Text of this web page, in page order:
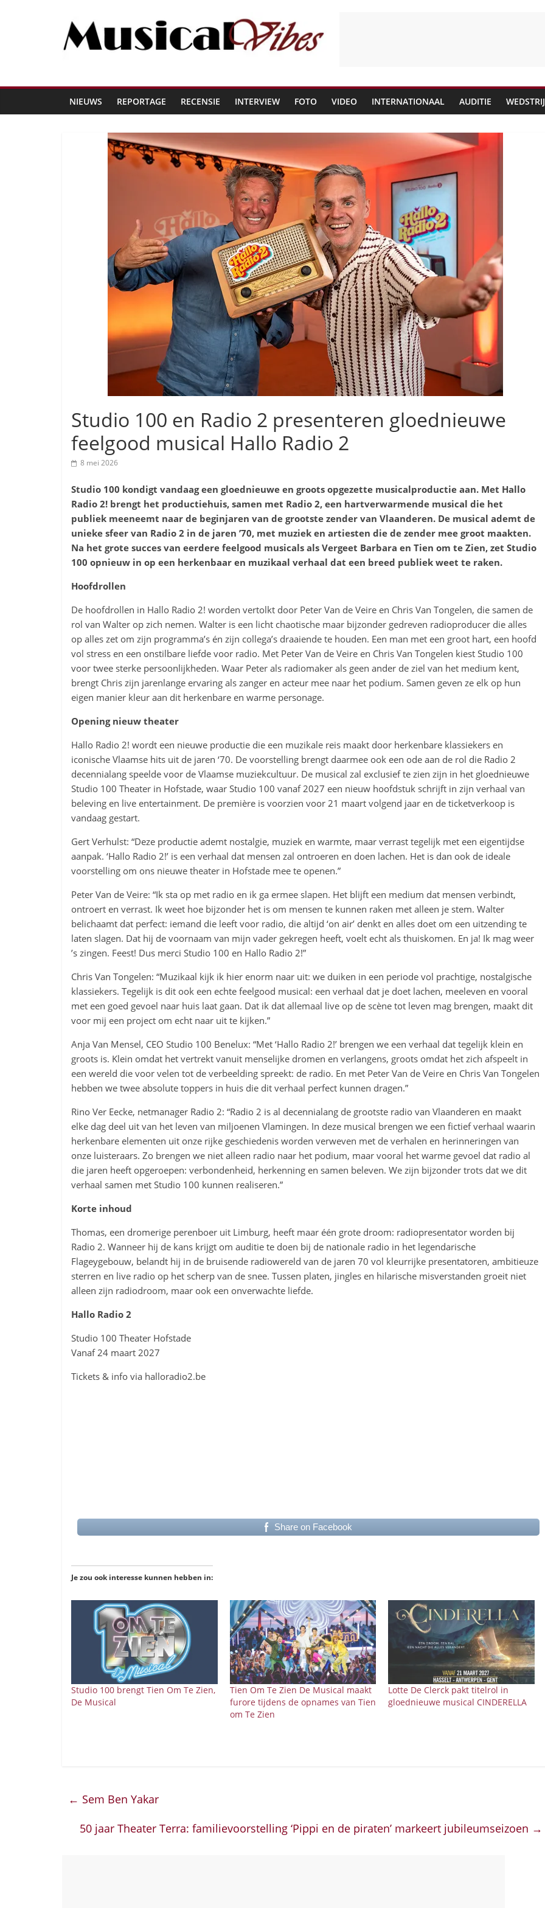
NIEUWS REPORTAGE RECENSIE INTERVIEW FOTO VIDEO INTERNATIONAAL AUDITIE
Studio 100 en Radio 2 presenteren gloednieuwe
feelgood musical Hallo Radio 2
8 mei 2026
Studio 100 kondigt vandaag een gloednieuwe en groots opgezette musicalproductie aan. Met Hallo
Radio 2! brengt het productiehuis, samen met Radio 2, een hartverwarmende musical die het
publiek meeneemt naar de beginjaren van de grootste zender van Vlaanderen. De musical ademt de
unieke sfeer van Radio 2 in de jaren ’70, met muziek en artiesten die de zender mee groot maakten.
Na het grote succes van eerdere feelgood musicals als Vergeet Barbara en Tien om te Zien, zet Studio
100 opnieuw in op een herkenbaar en muzikaal verhaal dat een breed publiek weet te raken.
Hoofdrollen
De hoofdrollen in Hallo Radio 2! worden vertolkt door Peter Van de Veire en Chris Van Tongelen, die samen de
rol van Walter op zich nemen. Walter is een licht chaotische maar bijzonder gedreven radioproducer die alles
op alles zet om zijn programma’s én zijn collega’s draaiende te houden. Een man met een groot hart, een hoofd
vol stress en een onstilbare liefde voor radio. Met Peter Van de Veire en Chris Van Tongelen kiest Studio 100
voor twee sterke persoonlijkheden. Waar Peter als radiomaker als geen ander de ziel van het medium kent,
brengt Chris zijn jarenlange ervaring als zanger en acteur mee naar het podium. Samen geven ze elk op hun
eigen manier kleur aan dit herkenbare en warme personage.
Opening nieuw theater
Hallo Radio 2! wordt een nieuwe productie die een muzikale reis maakt door herkenbare klassiekers en
iconische Vlaamse hits uit de jaren ‘70. De voorstelling brengt daarmee ook een ode aan de rol die Radio 2
decennialang speelde voor de Vlaamse muziekcultuur. De musical zal exclusief te zien zijn in het gloednieuwe
Studio 100 Theater in Hofstade, waar Studio 100 vanaf 2027 een nieuw hoofdstuk schrijft in zijn verhaal van
beleving en live entertainment. De première is voorzien voor 21 maart volgend jaar en de ticketverkoop is
vandaag gestart.
Gert Verhulst: “Deze productie ademt nostalgie, muziek en warmte, maar verrast tegelijk met een eigentijdse
aanpak. ‘Hallo Radio 2!’ is een verhaal dat mensen zal ontroeren en doen lachen. Het is dan ook de ideale
voorstelling om ons nieuwe theater in Hofstade mee te openen.”
Peter Van de Veire: “Ik sta op met radio en ik ga ermee slapen. Het blijft een medium dat mensen verbindt,
ontroert en verrast. Ik weet hoe bijzonder het is om mensen te kunnen raken met alleen je stem. Walter
belichaamt dat perfect: iemand die leeft voor radio, die altijd ‘on air’ denkt en alles doet om een uitzending te
laten slagen. Dat hij de voornaam van mijn vader gekregen heeft, voelt echt als thuiskomen. En ja! Ik mag weer
’s zingen. Feest! Dus merci Studio 100 en Hallo Radio 2!”
Chris Van Tongelen: “Muzikaal kijk ik hier enorm naar uit: we duiken in een periode vol prachtige, nostalgische
klassiekers. Tegelijk is dit ook een echte feelgood musical: een verhaal dat je doet lachen, meeleven en vooral
met een goed gevoel naar huis laat gaan. Dat ik dat allemaal live op de scène tot leven mag brengen, maakt dit
voor mij een project om echt naar uit te kijken.”
Anja Van Mensel, CEO Studio 100 Benelux: “Met ‘Hallo Radio 2!’ brengen we een verhaal dat tegelijk klein en
groots is. Klein omdat het vertrekt vanuit menselijke dromen en verlangens, groots omdat het zich afspeelt in
een wereld die voor velen tot de verbeelding spreekt: de radio. En met Peter Van de Veire en Chris Van Tongelen
hebben we twee absolute toppers in huis die dit verhaal perfect kunnen dragen.”
Rino Ver Eecke, netmanager Radio 2: “Radio 2 is al decennialang de grootste radio van Vlaanderen en maakt
elke dag deel uit van het leven van miljoenen Vlamingen. In deze musical brengen we een fictief verhaal waarin
herkenbare elementen uit onze rijke geschiedenis worden verweven met de verhalen en herinneringen van
onze luisteraars. Zo brengen we niet alleen radio naar het podium, maar vooral het warme gevoel dat radio al
die jaren heeft opgeroepen: verbondenheid, herkenning en samen beleven. We zijn bijzonder trots dat we dit
verhaal samen met Studio 100 kunnen realiseren.”
Korte inhoud
Thomas, een dromerige perenboer uit Limburg, heeft maar één grote droom: radiopresentator worden bij
Radio 2. Wanneer hij de kans krijgt om auditie te doen bij de nationale radio in het legendarische
Flageygebouw, belandt hij in de bruisende radiowereld van de jaren 70 vol kleurrijke presentatoren, ambitieuze
sterren en live radio op het scherp van de snee. Tussen platen, jingles en hilarische misverstanden groeit niet
alleen zijn radiodroom, maar ook een onverwachte liefde.
Hallo Radio 2
Studio 100 Theater Hofstade
Vanaf 24 maart 2027
Tickets & info via halloradio2.be
Share on Facebook
Je zou ook interesse kunnen hebben in:
Studio 100 brengt Tien Om Te Zien,
De Musical
Tien Om Te Zien De Musical maakt
furore tijdens de opnames van Tien
om Te Zien
Lotte De Clerck pakt titelrol in
gloednieuwe musical CINDERELLA
← Sem Ben Yakar
50 jaar Theater Terra: familievoorstelling ‘Pippi en de piraten’ markeert jubileumseizoen →